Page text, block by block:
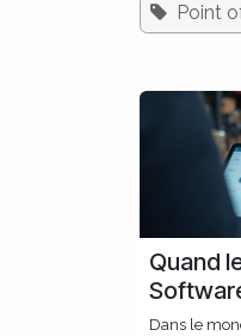
Point
Quand
Dans le